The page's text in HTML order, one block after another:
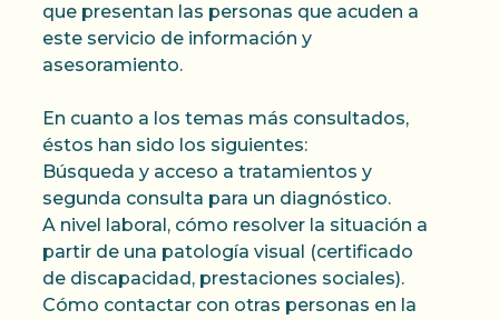
que presentan las personas que acuden a
este servicio de información y
asesoramiento.
En cuanto a los temas más consultados,
éstos han sido los siguientes:
Búsqueda y acceso a tratamientos y
segunda consulta para un diagnóstico.
A nivel laboral, cómo resolver la situación a
partir de una patología visual (certificado
de discapacidad, prestaciones sociales).
Cómo contactar con otras personas en la